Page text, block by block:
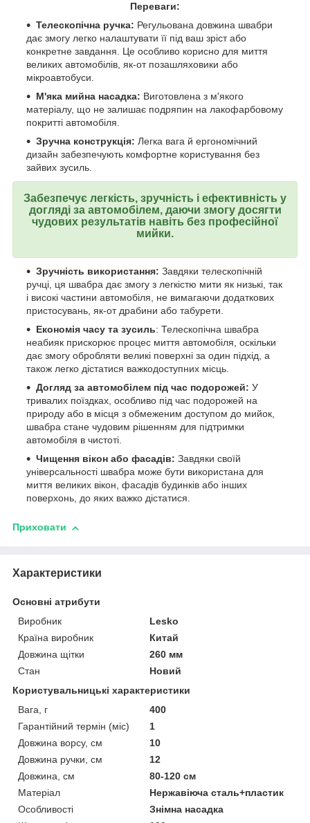
Переваги:
Телескопічна ручка: Регульована довжина швабри
дає змогу легко налаштувати її під ваш зріст або
конкретне завдання. Це особливо корисно для миття
великих автомобілів, як-от позашляховики або
мікроавтобуси.
М'яка мийна насадка: Виготовлена з м'якого
матеріалу, що не залишає подряпин на лакофарбовому
покритті автомобіля.
Зручна конструкція: Легка вага й ергономічний
дизайн забезпечують комфортне користування без
зайвих зусиль.
Забезпечує легкість, зручність і ефективність у
догляді за автомобілем, даючи змогу досягти
чудових результатів навіть без професійної
мийки.
Зручність використання: Завдяки телескопічній
ручці, ця швабра дає змогу з легкістю мити як низькі, так
і високі частини автомобіля, не вимагаючи додаткових
пристосувань, як-от драбини або табурети.
Економія часу та зусиль: Телескопічна швабра
неабияк прискорює процес миття автомобіля, оскільки
дає змогу обробляти великі поверхні за один підхід, а
також легко дістатися важкодоступних місць.
Догляд за автомобілем під час подорожей: У
тривалих поїздках, особливо під час подорожей на
природу або в місця з обмеженим доступом до мийок,
швабра стане чудовим рішенням для підтримки
автомобіля в чистоті.
Чищення вікон або фасадів: Завдяки своїй
універсальності швабра може бути використана для
миття великих вікон, фасадів будинків або інших
поверхонь, до яких важко дістатися.
Приховати
Характеристики
Основні атрибути
Виробник
Lesko
Країна виробник
Китай
Довжина щітки
260 мм
Стан
Новий
Користувальницькі характеристики
Вага, г
400
Гарантійний термін (міс)
1
Довжина ворсу, см
10
Довжина ручки, см
12
Довжина, см
80-120 см
Матеріал
Нержавіюча сталь+пластик
Особливості
Знімна насадка